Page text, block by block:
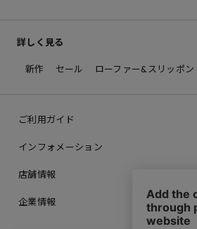
詳しく見る
新作 セール ローファー&スリッポン
ご利用ガイド
インフォメーション
店舗情報
企業情報